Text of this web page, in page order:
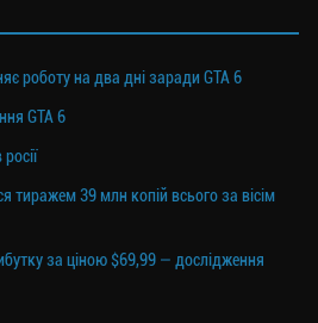
роботу на два дні заради GTA 6
GTA 6
тиражем 39 млн копій всього за вісім
за ціною $69,99 — дослідження